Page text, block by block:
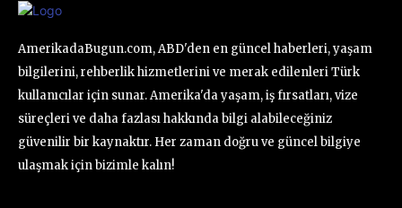
AmerikadaBugun.com, ABD'den en güncel haberleri, yaşam
bilgilerini, rehberlik hizmetlerini ve merak edilenleri Türk
kullanıcılar için sunar. Amerika'da yaşam, iş fırsatları, vize
süreçleri ve daha fazlası hakkında bilgi alabileceğiniz
güvenilir bir kaynaktır. Her zaman doğru ve güncel bilgiye
ulaşmak için bizimle kalın!